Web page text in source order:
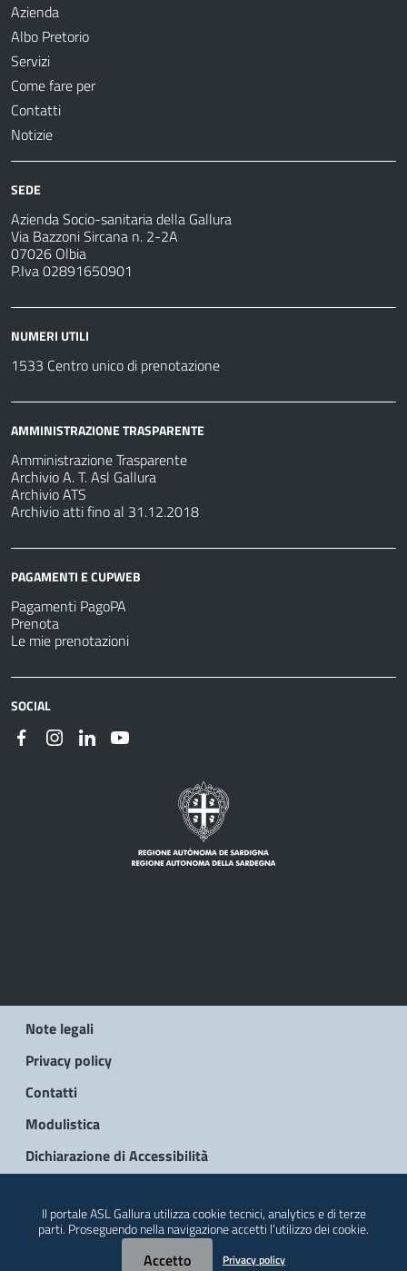
Azienda
Albo Pretorio
Servizi
Come fare per
Contatti
Notizie
SEDE
Azienda Socio-sanitaria della Gallura
Via Bazzoni Sircana n. 2-2A
07026 Olbia
P.Iva 02891650901
NUMERI UTILI
1533 Centro unico di prenotazione
AMMINISTRAZIONE TRASPARENTE
Amministrazione Trasparente
Archivio A. T. Asl Gallura
Archivio ATS
Archivio atti fino al 31.12.2018
PAGAMENTI E CUPWEB
Pagamenti PagoPA
Prenota
Le mie prenotazioni
SOCIAL
Note legali
Privacy policy
Contatti
Modulistica
Dichiarazione di Accessibilità
Il portale ASL Gallura utilizza cookie tecnici, analytics e di terze
parti. Proseguendo nella navigazione accetti l’utilizzo dei cookie.
Accetto Privacy policy